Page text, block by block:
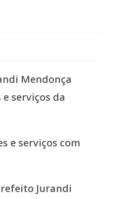
e serviços com
Jurandi